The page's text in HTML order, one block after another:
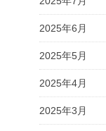
2025年6月
2025年5月
2025年4月
2025年3月